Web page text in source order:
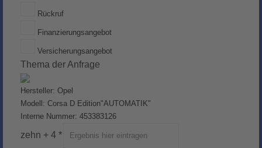
Rückruf
Finanzierungsangebot
Versicherungsangebot
Thema der Anfrage
Hersteller: Opel
Modell: Corsa D Edition"AUTOMATIK"
Interne Nummer: 453383126
zehn + 4 *